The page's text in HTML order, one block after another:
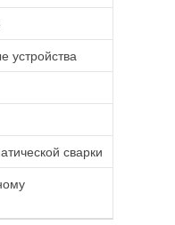
устройства
сварки